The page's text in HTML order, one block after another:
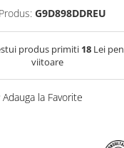
G9D898DDREU
produs primiti 18Lei
viitoare
Adauga la Favorite